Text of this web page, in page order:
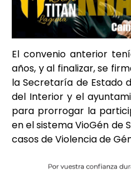
El convenio anterior
años, y al finalizar, se
la Secretaría de Estado
del Interior y el
para prorrogar la
en el sistema VioGén de
casos de Violencia de